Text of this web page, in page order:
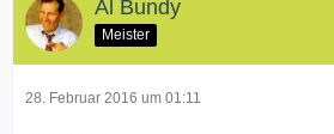
Al Bundy
Meister
28. Februar 2016 um 01:11